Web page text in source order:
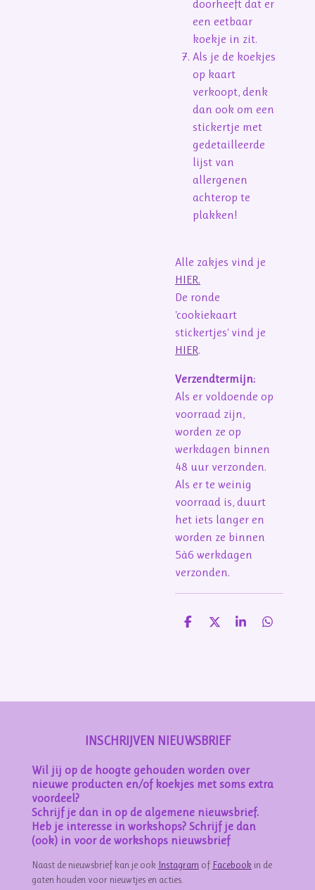
doorheeft dat er
een eetbaar
koekje in zit.
Als je de koekjes
op kaart
verkoopt, denk
dan ook om een
stickertje met
gedetailleerde
lijst van
allergenen
achterop te
plakken!
Alle zakjes vind je
HIER.
De ronde
'cookiekaart
stickertjes' vind je
HIER.
Verzendtermijn:
Als er voldoende op
voorraad zijn,
worden ze op
werkdagen binnen
48 uur verzonden.
Als er te weinig
voorraad is, duurt
het iets langer en
worden ze binnen
5à6 werkdagen
verzonden.
D
D
S
D
INSCHRIJVEN NIEUWSBRIEF
Wil jij op de hoogte gehouden worden over
nieuwe producten en/of koekjes met soms extra
voordeel?
Schrijf je dan in op de algemene nieuwsbrief.
Heb je interesse in workshops? Schrijf je dan
(ook) in voor de workshops nieuwsbrief
Naast de nieuwsbrief kan je ook Instagram of Facebook in de
gaten houden voor nieuwtjes en acties.